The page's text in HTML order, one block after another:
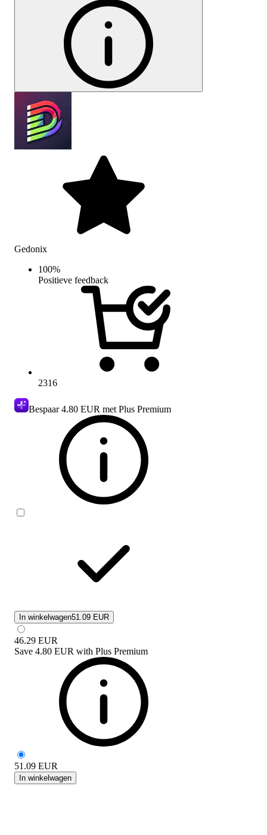
Gedonix
100%
Positieve feedback
2316
Bespaar4.80 EUR met Plus Premium
In winkelwagen51.09 EUR
46.29 EUR
Save 4.80 EUR with Plus Premium
51.09 EUR
In winkelwagen